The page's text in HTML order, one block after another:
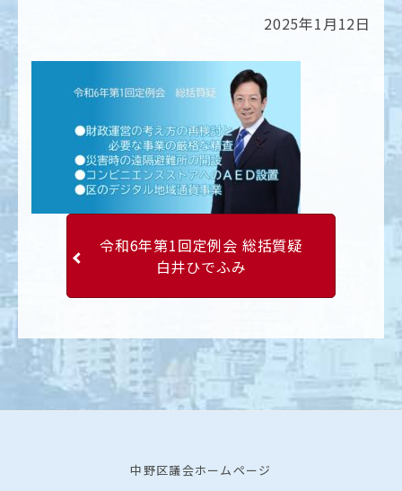
2025年1月12日
令和6年第1回定例会 総括質疑
白井ひでふみ
中野区議会ホームページ